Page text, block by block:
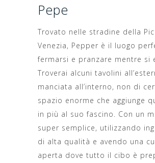
Pepe
Trovato nelle stradine della
Venezia, Pepper è il luogo
fermarsi e pranzare mentre si
Troverai alcuni tavolini
manciata all’interno, non di
spazio enorme che aggiunge
in più al suo fascino. Con un
super semplice, utilizzando
di alta qualità e avendo una
aperta dove tutto il cibo è